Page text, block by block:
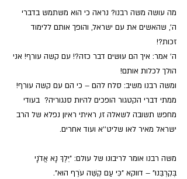
מה עושה משה רבנו? נראה כי הוא משתמש בדברי
ה', שהאשים את עם ישראל, והופך אותם ללימוד
זכות?!
ה' אמר: איך הם עושים דבר כזה?! עם קשה עורף! אני
הולך לכלות אותם!
ומשה רבנו משיב: סלח להם – כי הם עם קשה עורף!
ממתי דברי הקטגור הופכים להיות סנגוריה?  בעודי
מחפש תשובה לשאלה זו, ראיתי ראיון נפלא של הרב
ישראל מאיר לאו שליט''א ועוד אחרים.
משה רבנו אומר לריבונו של עולם: "יֵלֶךְ נָא אֲדֹנָי
בְּקִרְבֵּנוּ" – דווקא "כִּי עַם קְשֵׁה עֹרֶף הוּא".